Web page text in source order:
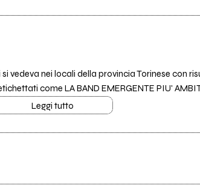
vedeva nei locali della provincia Torinese con
come LA BAND EMERGENTE PIU'
Leggi tutto